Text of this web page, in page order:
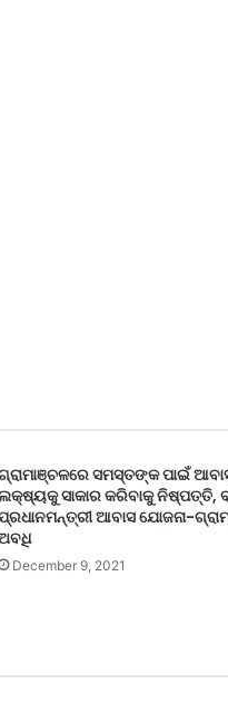
ସମସ୍ତଙ୍କ ପାଇଁ
ସାକାର କରିବାକୁ ନିଷ୍ପତ୍ତି,
ଆବାସ ଯୋଜନା-
December 9, 2021